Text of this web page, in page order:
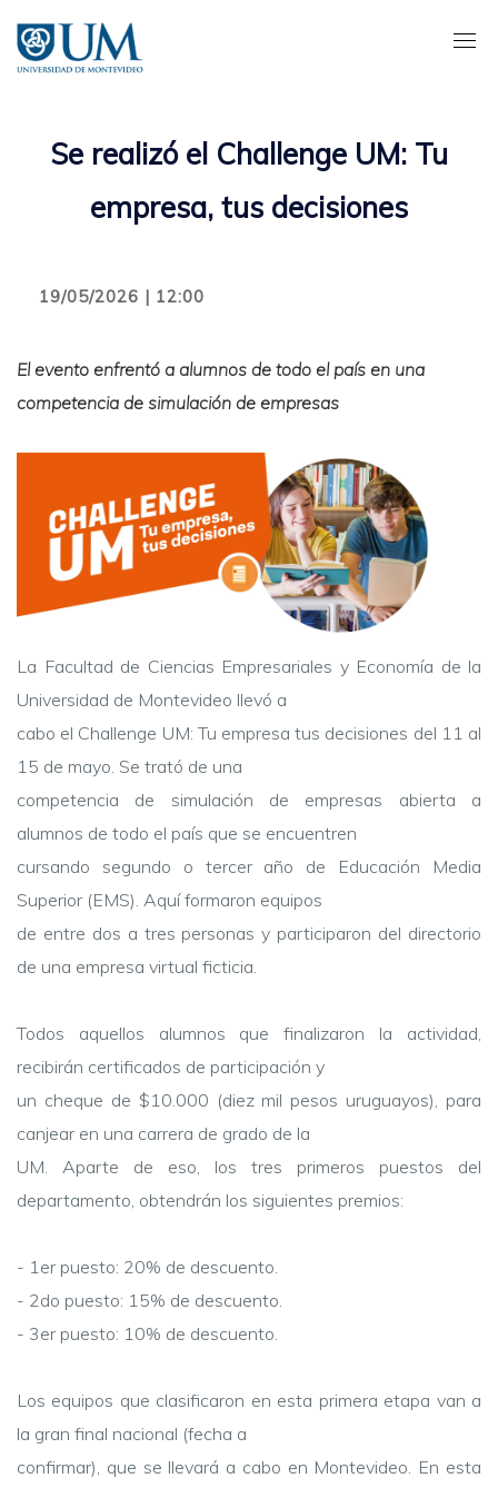
contenido
principal
Se realizó el Challenge UM: Tu
empresa, tus decisiones
19/05/2026 | 12:00
El evento enfrentó a alumnos de todo el país en una
competencia de simulación de empresas
La Facultad de Ciencias Empresariales y Economía de la
Universidad de Montevideo llevó a
cabo el Challenge UM: Tu empresa tus decisiones del 11 al
15 de mayo. Se trató de una
competencia de simulación de empresas abierta a
alumnos de todo el país que se encuentren
cursando segundo o tercer año de Educación Media
Superior (EMS). Aquí formaron equipos
de entre dos a tres personas y participaron del directorio
de una empresa virtual ficticia.
Todos aquellos alumnos que finalizaron la actividad,
recibirán certificados de participación y
un cheque de $10.000 (diez mil pesos uruguayos), para
canjear en una carrera de grado de la
UM. Aparte de eso, los tres primeros puestos del
departamento, obtendrán los siguientes premios:
- 1er puesto: 20% de descuento.
- 2do puesto: 15% de descuento.
- 3er puesto: 10% de descuento.
Los equipos que clasificaron en esta primera etapa van a
la gran final nacional (fecha a
confirmar), que se llevará a cabo en Montevideo. En esta